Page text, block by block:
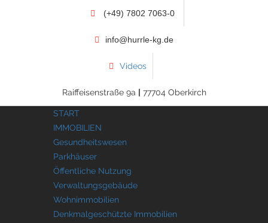
(+49) 7802 7063-0
info@hurrle-kg.de
Videos
Raiffeisenstraße 9a | 77704 Oberkirch
START
IMMOBILIEN
Gesundheitswesen
Parkhäuser
Öffentliche Nutzung
Verwaltungsgebäude
Wohnimmobilien
Denkmalgeschützte Immobilien